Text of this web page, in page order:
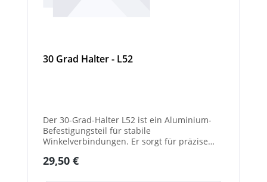
30 Grad Halter - L52
Der 30-Grad-Halter L52 ist ein Aluminium-
Befestigungsteil für stabile
Winkelverbindungen. Er sorgt für präzise
Durch das leichte, korrosionsbeständige
Regulärer Preis:
29,50 €